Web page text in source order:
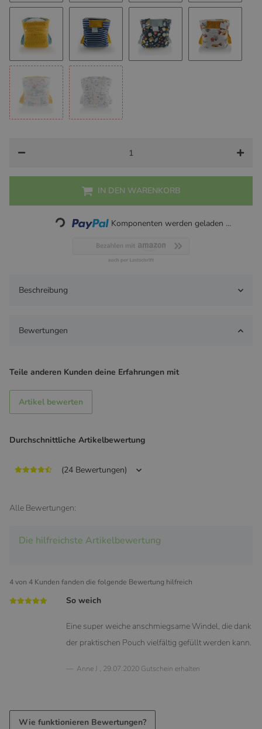
Bee my WorldOur Tepee Nuvolette Orange
Yellow Dots Sailor Stripes
IN DEN WARENKORB
Loading... Komponenten werden geladen ...
Beschreibung
Bewertungen
Durchschnittliche Artikelbewertung
(24 Bewertungen)
Teile anderen Kunden deine Erfahrungen mit
Artikel bewerten
Alle Bewertungen:
Die hilfreichste Artikelbewertung
4 von 4 Kunden fanden die folgende Bewertung hilfreich
So weich
Eine super weiche anschmiegsame Windel, die dank
der praktischen Pouch vielfältig gefüllt werden kann.
Anne J , 29.07.2020 Gutschein erhalten
Wie funktionieren Bewertungen?